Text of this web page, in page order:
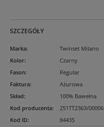
SZCZEGÓŁY
Marka:
Twinset Milano
Kolor:
Czarny
Fason:
Regular
Faktura:
Ażurowa
Skład:
100% Bawełna
Kod producenta:
251TT2363/00006
Kod ID: 84435